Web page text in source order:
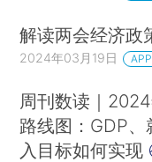
解读两会经济政
2024年03月19日
周刊数读｜
路线图：GDP
入目标如何实现